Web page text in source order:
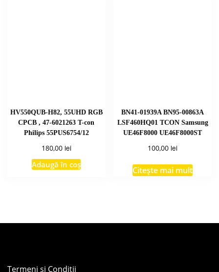
HV550QUB-H82, 55UHD RGB
CPCB , 47-6021263 T-con
Philips 55PUS6754/12
180,00 lei
Adaugă în coș
BN41-01939A BN95-00863A
LSF460HQ01 TCON Samsung
UE46F8000 UE46F8000ST
100,00 lei
Citește mai mult
Termeni și Condiții